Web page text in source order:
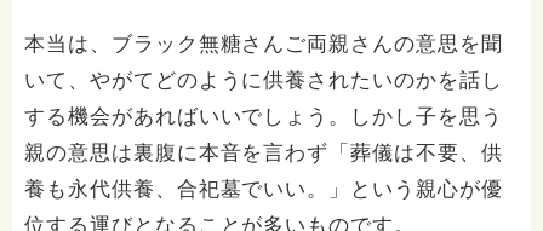
本当は、ブラック無糖さんご両親さんの意思を聞
いて、やがてどのように供養されたいのかを話し
する機会があればいいでしょう。しかし子を思う
親の意思は裏腹に本音を言わず「葬儀は不要、供
養も永代供養、合祀墓でいい。」という親心が優
位する運びとなることが多いものです。